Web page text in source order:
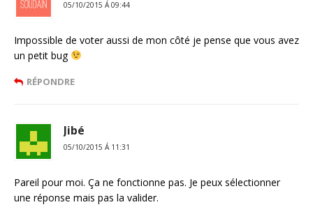
05/10/2015 Á 09:44
Impossible de voter aussi de mon côté je pense que vous avez
un petit bug
RÉPONDRE
Jibé
05/10/2015 Á 11:31
Pareil pour moi. Ça ne fonctionne pas. Je peux sélectionner
une réponse mais pas la valider.